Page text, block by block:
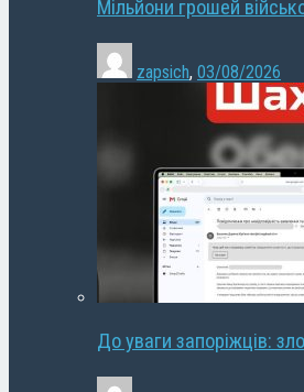
Мільйони грошей
zapsich, 03/08/2026
До уваги запоріжців: